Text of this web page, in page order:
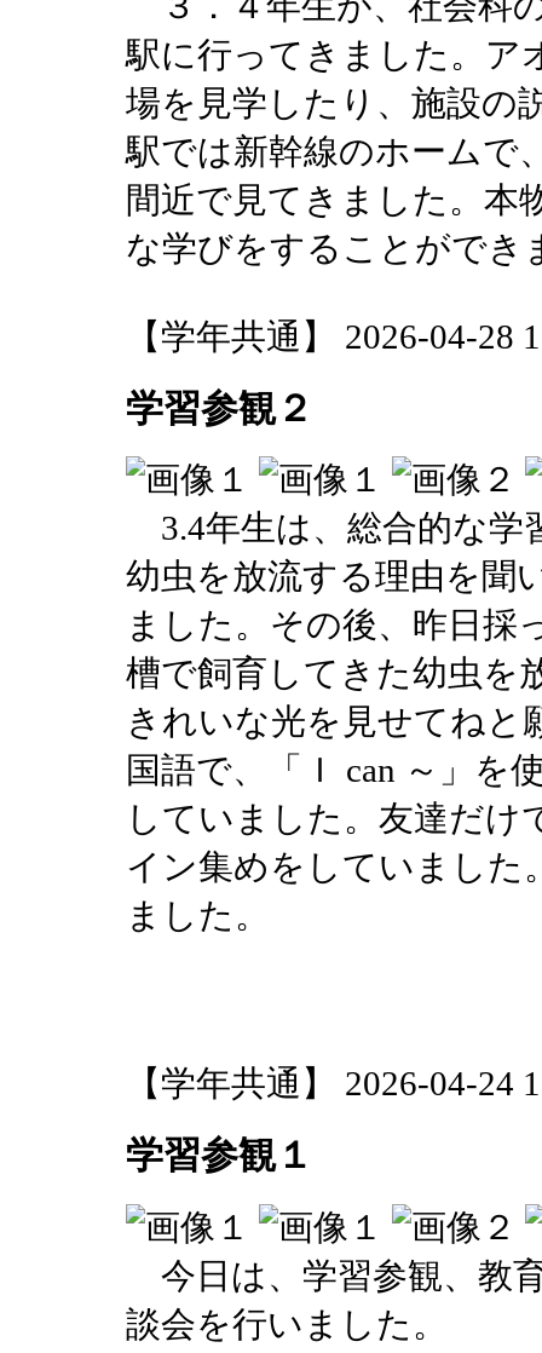
駅に行ってきました。ア
場を見学したり、施設の
駅では新幹線のホームで
間近で見てきました。本
な学びをすることができ
【学年共通】 2026-04-28
学習参観２
3.4年生は、総合的な学
幼虫を放流する理由を聞
ました。その後、昨日採
槽で飼育してきた幼虫を
きれいな光を見せてねと
国語で、「Ｉ can ～」を
していました。友達だけ
イン集めをしていました
ました。
【学年共通】 2026-04-24
学習参観１
今日は、学習参観、教
談会を行いました。